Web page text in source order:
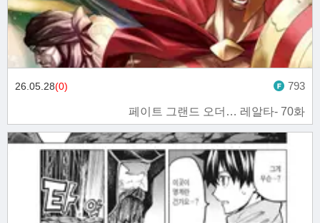
페이트 그랜드 오더… 레알타- 70화
26.05.28(0) 793